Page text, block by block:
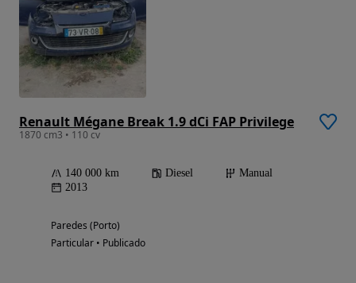
Renault Mégane Break 1.9 dCi FAP Privilege
1870 cm3 • 110 cv
140 000 km Diesel
Manual
2013
Paredes (Porto)
Particular • Publicado